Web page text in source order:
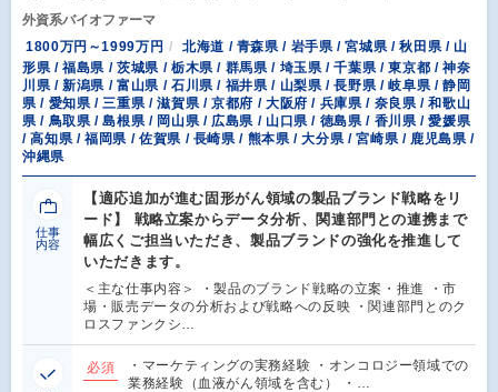
外資系バイオファーマ
1800万円～1999万円
北海道 / 青森県 / 岩手県 / 宮城県 / 秋田県 / 山
形県 / 福島県 / 茨城県 / 栃木県 / 群馬県 / 埼玉県 / 千葉県 / 東京都 / 神奈
川県 / 新潟県 / 富山県 / 石川県 / 福井県 / 山梨県 / 長野県 / 岐阜県 / 静岡
県 / 愛知県 / 三重県 / 滋賀県 / 京都府 / 大阪府 / 兵庫県 / 奈良県 / 和歌山
県 / 鳥取県 / 島根県 / 岡山県 / 広島県 / 山口県 / 徳島県 / 香川県 / 愛媛県
/ 高知県 / 福岡県 / 佐賀県 / 長崎県 / 熊本県 / 大分県 / 宮崎県 / 鹿児島県 /
沖縄県
仕事
内容
【適応追加が進む固形がん領域の製品ブランド戦略をリ
ード】 戦略立案からデータ分析、関連部門との連携まで
幅広くご担当いただき、製品ブランドの強化を推進して
いただきます。
＜主な仕事内容＞ ・製品のブランド戦略の立案・推進 ・市
場・販売データの分析および戦略への反映 ・関連部門とのク
ロスファンクシ…
必須
・マーケティングの実務経験 ・オンコロジー領域での
業務経験（血液がん領域を含む） ・…